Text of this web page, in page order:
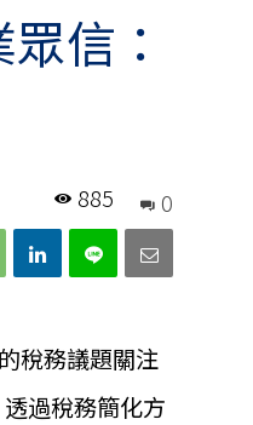
信：
0
885
稅務議題關注
過稅務簡化方